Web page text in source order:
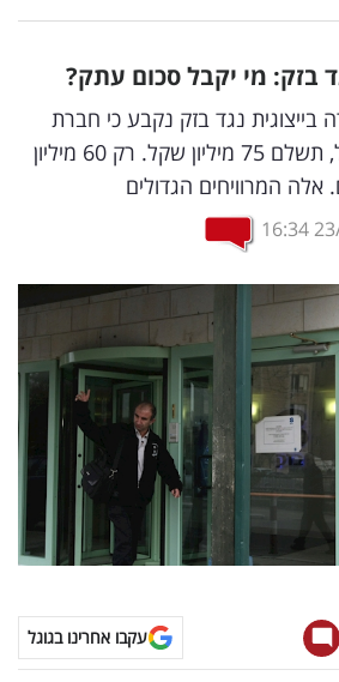
בזק: מי יקבל סכום עתק?
נגד בזק נקבע כי חברת
הביטוח של בזק, מגדל, תשלם 75 מיליון שקל. רק 60 מיליון
אלה המרוויחים הגדולים
16:34
עקבו אחרינו בגוגל